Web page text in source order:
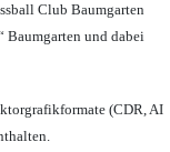
Club Baumgarten
Baumgarten und dabei
(CDR, AI